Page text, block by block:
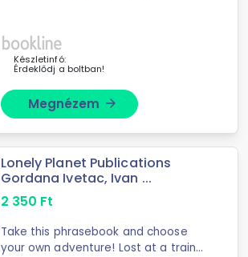
insightful and easily accessible
information, ...
Készletinfó:
Érdeklődj a boltban!
Megnézem arrow_forward
Lonely Planet Publications
Gordana Ivetac, Ivan ...
2 350 Ft
Take this phrasebook and choose
your own adventure! Lost at a train